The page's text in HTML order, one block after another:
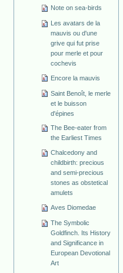
Note on sea-birds
Les avatars de la
mauvis ou d'une
grive qui fut prise
pour merle et pour
cochevis
Encore la mauvis
Saint Benoît, le merle
et le buisson
d'épines
The Bee-eater from
the Earliest Times
Chalcedony and
childbirth: precious
and semi-precious
stones as obstetical
amulets
Aves Diomedae
The Symbolic
Goldfinch. Its History
and Significance in
European Devotional
Art